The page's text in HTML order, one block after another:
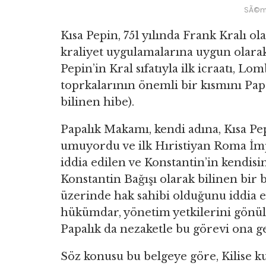
Kısa Pepin, 751 yılında Frank
kraliyet uygulamalarına uygun
Pepin’in Kral sıfatıyla ilk icraatı,
toprkalarının önemli bir kısmını
bilinen hibe).
Papalık Makamı, kendi adına, Kısa
umuyordu ve ilk Hıristiyan Roma
iddia edilen ve Konstantin’in
Konstantin Bağışı olarak bilinen bir
üzerinde hak sahibi olduğunu iddia
hükümdar, yönetim yetkilerini
Papalık da nezaketle bu görevi ona
Söz konusu bu belgeye göre, Kilise